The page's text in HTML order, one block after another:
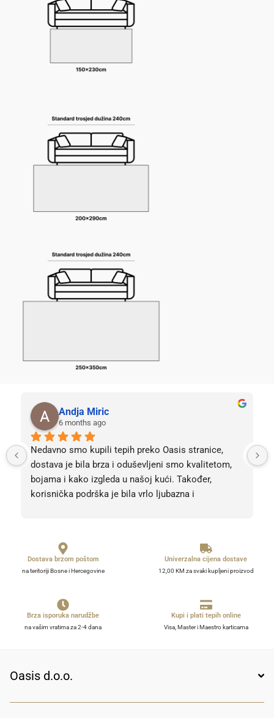
Andja Miric
6 months ago
Nedavno smo kupili tepih preko Oasis stranice,
dostava je bila brza i oduševljeni smo kvalitetom,
bojama i kako izgleda u našoj kući. Također,
korisnička podrška je bila vrlo ljubazna i
Dostava brzom poštom
na teritoriji Bosne i Hercegovine
Univerzalna cijena dostave
12,00 KM za svaki kupljeni proizvod
Brza isporuka narudžbe
na vašim vratima za 2-4 dana
Kupi i plati tepih online
Visa, Master i Maestro karticama
Oasis d.o.o.